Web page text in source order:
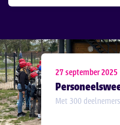
27 september 2025
Met 300